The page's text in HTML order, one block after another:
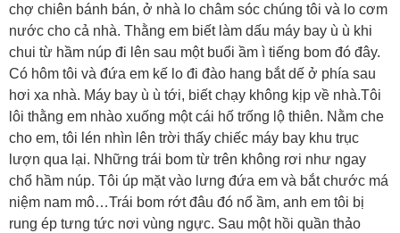
chợ chiên bánh bán, ở nhà lo châm sóc chúng tôi và lo cơm
nước cho cả nhà. Thằng em biết làm dấu máy bay ù ù khi
chui từ hầm núp đi lên sau một buổi ầm ì tiếng bom đó đây.
Có hôm tôi và đứa em kế lo đi đào hang bắt dế ở phía sau
hơi xa nhà. Máy bay ù ù tới, biết chạy không kịp về nhà.Tôi
lôi thằng em nhào xuống một cái hố trống lộ thiên. Nằm che
cho em, tôi lén nhìn lên trời thấy chiếc máy bay khu trục
lượn qua lại. Những trái bom từ trên không rơi như ngay
chổ hầm núp. Tôi úp mặt vào lưng đứa em và bắt chước má
niệm nam mô…Trái bom rớt đâu đó nổ ầm, anh em tôi bị
rung ép tưng tức nơi vùng ngực. Sau một hồi quần thảo